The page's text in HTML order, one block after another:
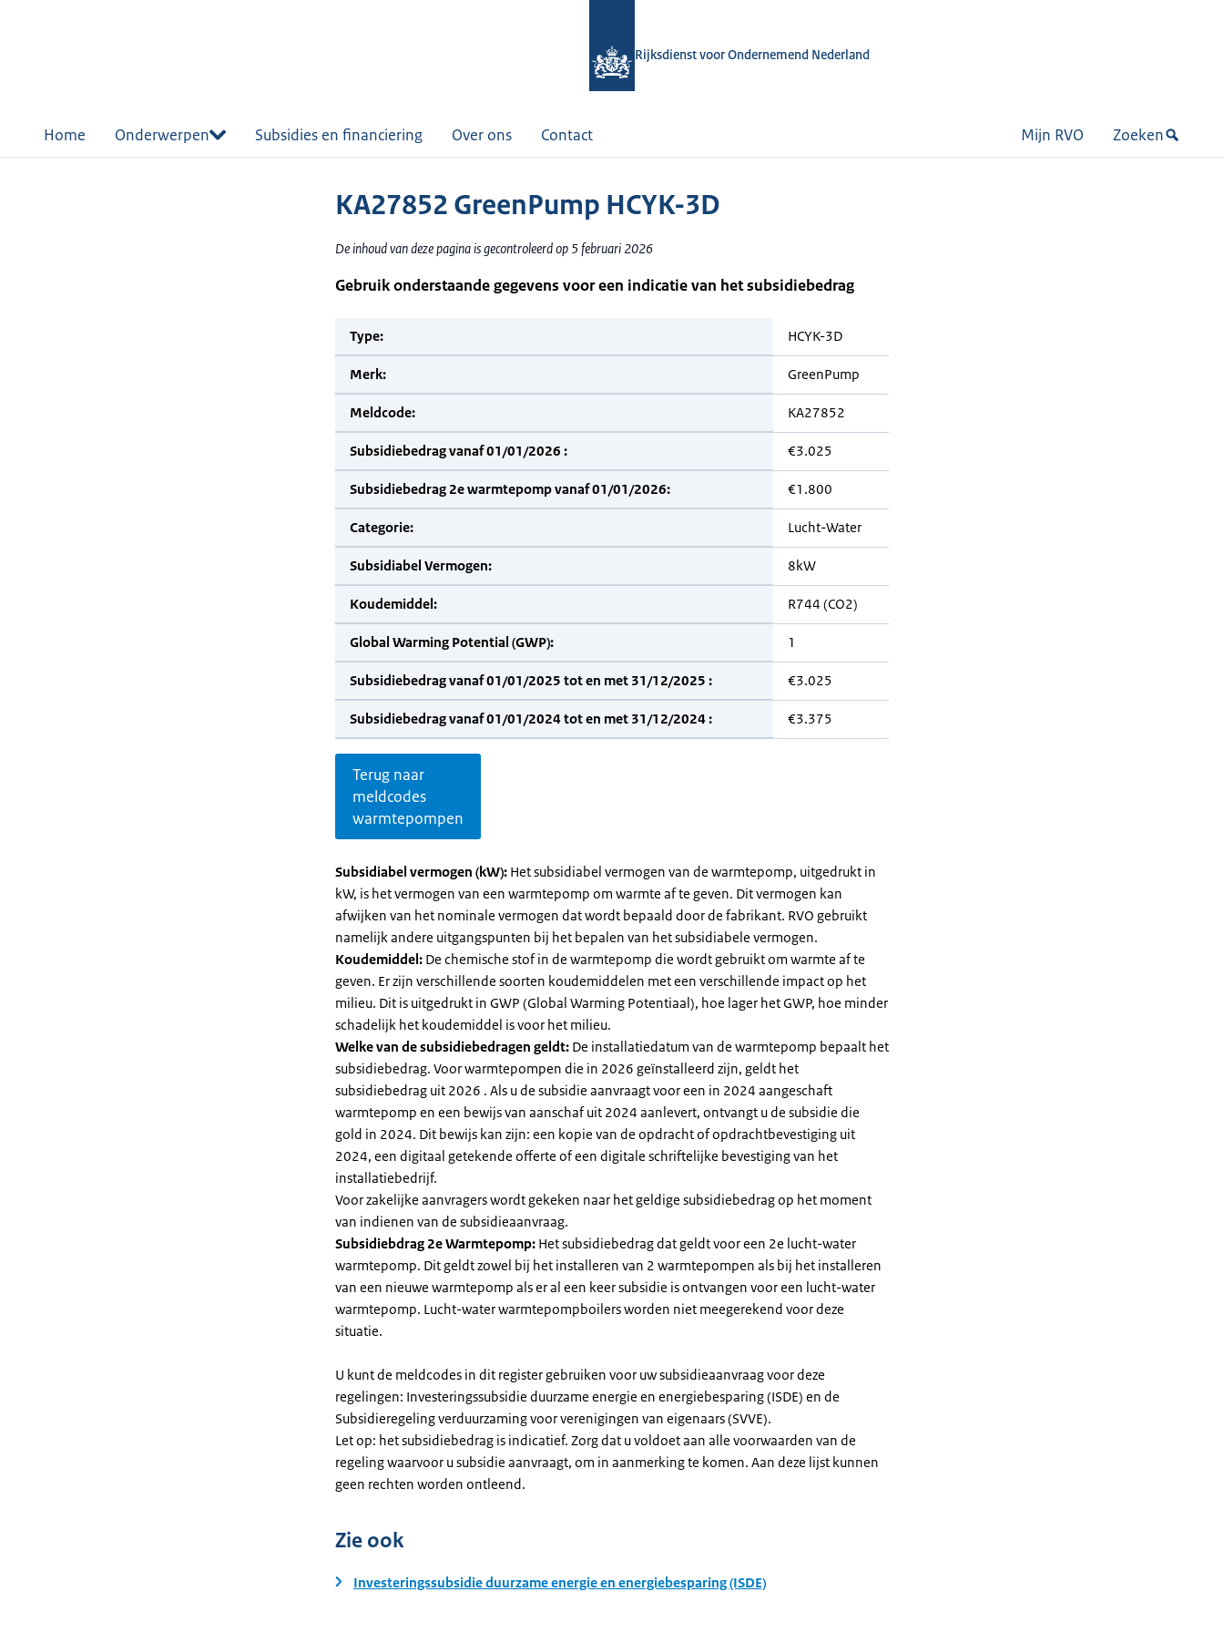
Rijksdienst voor Ondernemend Nederland
Home Onderwerpen Subsidies en financiering Over ons Contact Mijn RVO Zoeken
KA27852 GreenPump HCYK-3D
De inhoud van deze pagina is gecontroleerd op 5 februari 2026
Gebruik onderstaande gegevens voor een indicatie van het subsidiebedrag
Type: HCYK-3D
Merk: GreenPump
Meldcode: KA27852
Subsidiebedrag vanaf 01/01/2026 : €3.025
Subsidiebedrag 2e warmtepomp vanaf 01/01/2026: €1.800
Categorie: Lucht-Water
Subsidiabel Vermogen: 8kW
Koudemiddel: R744 (CO2)
Global Warming Potential (GWP): 1
Subsidiebedrag vanaf 01/01/2025 tot en met 31/12/2025 : €3.025
Subsidiebedrag vanaf 01/01/2024 tot en met 31/12/2024 : €3.375
Terug naar
meldcodes
warmtepompen
Subsidiabel vermogen (kW): Het subsidiabel vermogen van de warmtepomp, uitgedrukt in
kW, is het vermogen van een warmtepomp om warmte af te geven. Dit vermogen kan
afwijken van het nominale vermogen dat wordt bepaald door de fabrikant. RVO gebruikt
namelijk andere uitgangspunten bij het bepalen van het subsidiabele vermogen.
Koudemiddel: De chemische stof in de warmtepomp die wordt gebruikt om warmte af te
geven. Er zijn verschillende soorten koudemiddelen met een verschillende impact op het
milieu. Dit is uitgedrukt in GWP (Global Warming Potentiaal), hoe lager het GWP, hoe minder
schadelijk het koudemiddel is voor het milieu.
Welke van de subsidiebedragen geldt: De installatiedatum van de warmtepomp bepaalt het
subsidiebedrag. Voor warmtepompen die in 2026 geïnstalleerd zijn, geldt het
subsidiebedrag uit 2026 . Als u de subsidie aanvraagt voor een in 2024 aangeschaft
warmtepomp en een bewijs van aanschaf uit 2024 aanlevert, ontvangt u de subsidie die
gold in 2024. Dit bewijs kan zijn: een kopie van de opdracht of opdrachtbevestiging uit
2024, een digitaal getekende offerte of een digitale schriftelijke bevestiging van het
installatiebedrijf.
Voor zakelijke aanvragers wordt gekeken naar het geldige subsidiebedrag op het moment
van indienen van de subsidieaanvraag.
Subsidiebdrag 2e Warmtepomp: Het subsidiebedrag dat geldt voor een 2e lucht-water
warmtepomp. Dit geldt zowel bij het installeren van 2 warmtepompen als bij het installeren
van een nieuwe warmtepomp als er al een keer subsidie is ontvangen voor een lucht-water
warmtepomp. Lucht-water warmtepompboilers worden niet meegerekend voor deze
situatie.
U kunt de meldcodes in dit register gebruiken voor uw subsidieaanvraag voor deze
regelingen: Investeringssubsidie duurzame energie en energiebesparing (ISDE) en de
Subsidieregeling verduurzaming voor verenigingen van eigenaars (SVVE).
Let op: het subsidiebedrag is indicatief. Zorg dat u voldoet aan alle voorwaarden van de
regeling waarvoor u subsidie aanvraagt, om in aanmerking te komen. Aan deze lijst kunnen
geen rechten worden ontleend.
Zie ook
Investeringssubsidie duurzame energie en energiebesparing (ISDE)